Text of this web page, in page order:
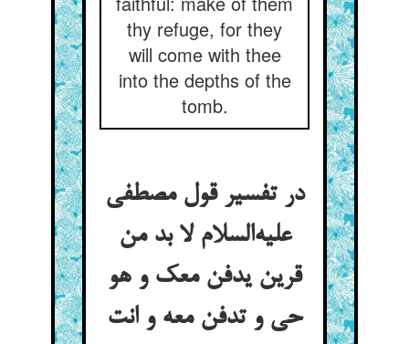
thy refuge, for they
will come with thee
into the depths of the
tomb.
در تفسیر قول مصطفی
علیه‌السلام لا بد من
قرین یدفن معک و هو
حی و تدفن معه و انت